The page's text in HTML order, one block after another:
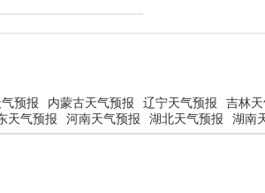
预报 内蒙古天气预报 辽宁天气预报
吉林
天气预报 河南天气预报 湖北天气预报 湖南